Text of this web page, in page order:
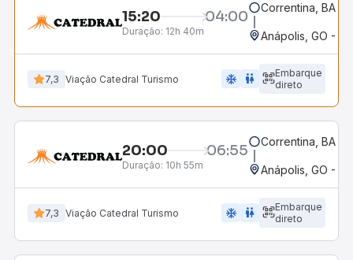
15:20 04:00
Duração: 12h 40m
Correntina, BA -
Anápolis, GO -
7,3 Viação Catedral Turismo ac_unit wc
Embarque
direto
20:00 06:55
Duração: 10h 55m
Correntina, BA -
Anápolis, GO -
7,3 Viação Catedral Turismo ac_unit wc
Embarque
direto